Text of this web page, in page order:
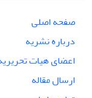
صفحه اصلی
درباره نشریه
اعضای هیات
ارسال مقاله